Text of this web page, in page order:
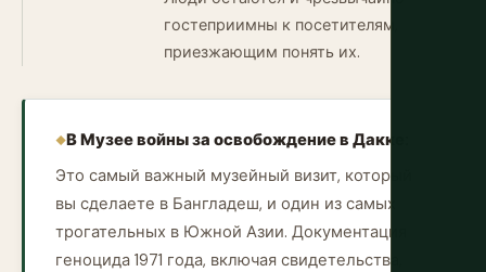
гостеприимны к посетителям,
приезжающим понять их.
В Музее войны за освобождение в Дакке:
Это самый важный музейный визит, который
вы сделаете в Бангладеш, и один из самых
трогательных в Южной Азии. Документация
геноцида 1971 года, включая свидетельства,